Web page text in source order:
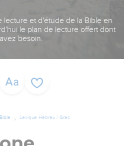
lecture et d'étude de la Bible en
le plan de lecture offert dont
besoin.
Lexique Hébreu / Grec